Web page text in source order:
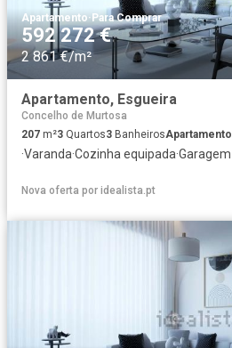
Apartamento·Para Comprar
592 272 €
2 861 €/m²
Apartamento, Esgueira
Concelho de Murtosa
207 m²3 Quartos3 BanheirosApartamento
·Varanda·Cozinha equipada·Garagem
Nova oferta por idealista.pt